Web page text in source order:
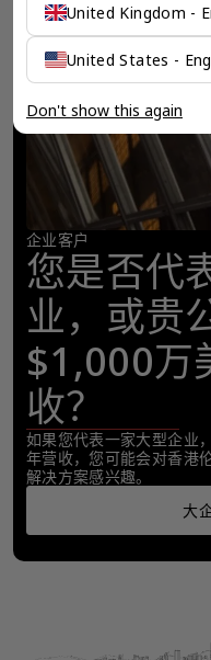
企业客户
您是否代
业，或贵
$1,000万
收？
如果您代表一家大型企业
年营收，您可能会对香港
解决方案感兴趣。
大
United Kingdom -
United States -
Don't show this again